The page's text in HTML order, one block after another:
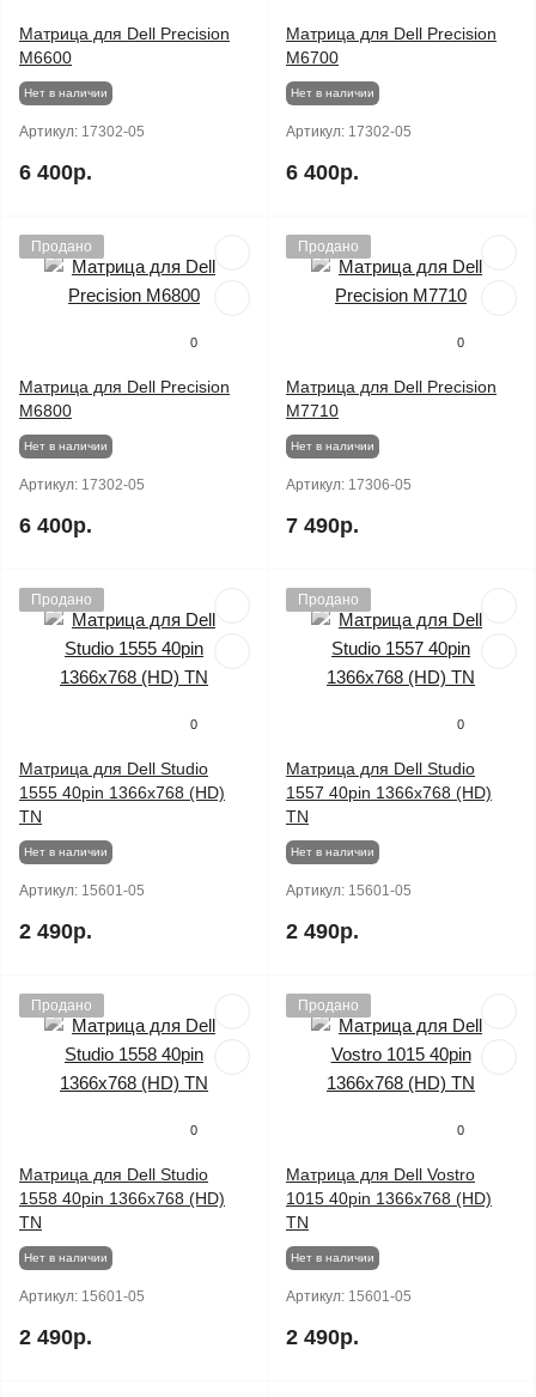
Матрица для Dell Precision
M6600
Нет в наличии
Артикул: 17302-05
6 400р.
Матрица для Dell Precision
M6700
Нет в наличии
Артикул: 17302-05
6 400р.
Продано
0
Матрица для Dell Precision
M6800
Нет в наличии
Артикул: 17302-05
6 400р.
Продано
0
Матрица для Dell Precision
M7710
Нет в наличии
Артикул: 17306-05
7 490р.
Продано
0
Матрица для Dell Studio
1555 40pin 1366x768 (HD)
TN
Нет в наличии
Артикул: 15601-05
2 490р.
Продано
0
Матрица для Dell Studio
1557 40pin 1366x768 (HD)
TN
Нет в наличии
Артикул: 15601-05
2 490р.
Продано
0
Матрица для Dell Studio
1558 40pin 1366x768 (HD)
TN
Нет в наличии
Артикул: 15601-05
2 490р.
Продано
0
Матрица для Dell Vostro
1015 40pin 1366x768 (HD)
TN
Нет в наличии
Артикул: 15601-05
2 490р.